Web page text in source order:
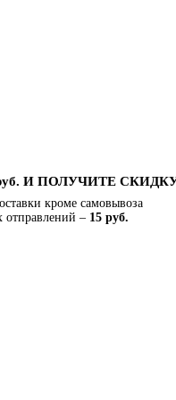
И ПОЛУЧИТЕ
кроме самовывоза
отправлений – 15 руб.